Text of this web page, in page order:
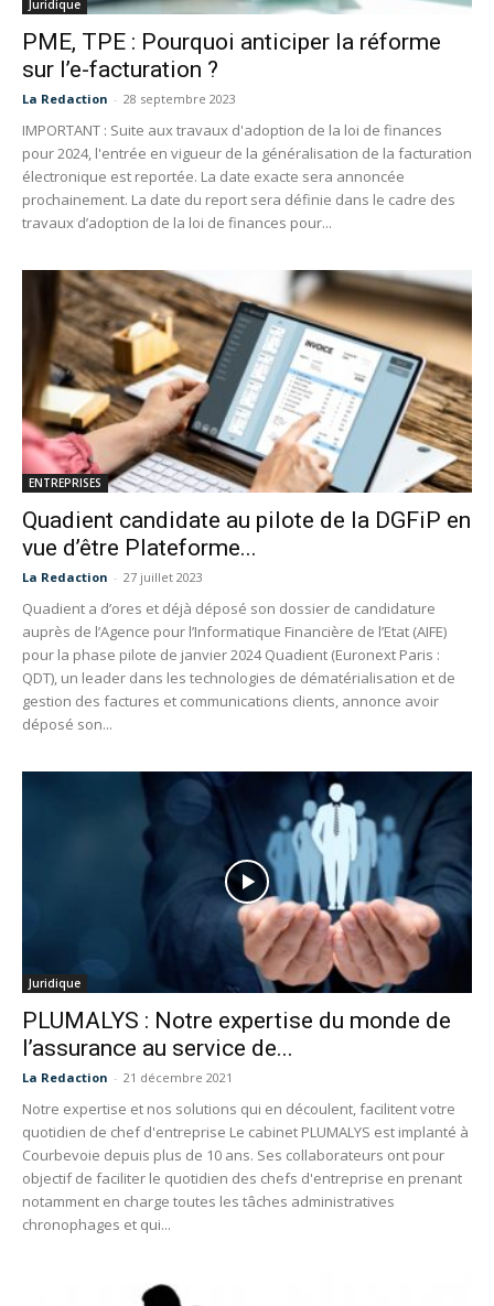
Juridique
PME, TPE : Pourquoi anticiper la réforme
sur l’e-facturation ?
La Redaction - 28 septembre 2023
IMPORTANT : Suite aux travaux d'adoption de la loi de finances
pour 2024, l'entrée en vigueur de la généralisation de la facturation
électronique est reportée. La date exacte sera annoncée
prochainement. La date du report sera définie dans le cadre des
travaux d’adoption de la loi de finances pour...
ENTREPRISES
Quadient candidate au pilote de la DGFiP en
vue d’être Plateforme...
La Redaction - 27 juillet 2023
Quadient a d’ores et déjà déposé son dossier de candidature
auprès de l’Agence pour l’Informatique Financière de l’Etat (AIFE)
pour la phase pilote de janvier 2024 Quadient (Euronext Paris :
QDT), un leader dans les technologies de dématérialisation et de
gestion des factures et communications clients, annonce avoir
déposé son...
Juridique
PLUMALYS : Notre expertise du monde de
l’assurance au service de...
La Redaction - 21 décembre 2021
Notre expertise et nos solutions qui en découlent, facilitent votre
quotidien de chef d'entreprise Le cabinet PLUMALYS est implanté à
Courbevoie depuis plus de 10 ans. Ses collaborateurs ont pour
objectif de faciliter le quotidien des chefs d'entreprise en prenant
notamment en charge toutes les tâches administratives
chronophages et qui...